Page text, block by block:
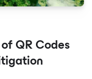
QR Codes